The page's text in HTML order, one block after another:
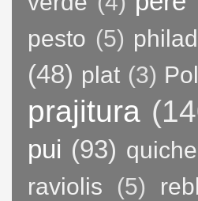
pesto (5)
(48) plat (3)
prajitura
pui (93) quiche
raviolis
(5)